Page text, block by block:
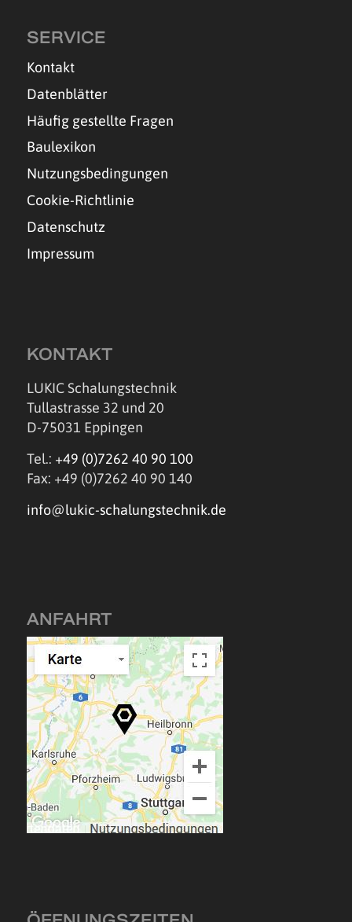
SERVICE
Kontakt
Datenblätter
Häufig gestellte Fragen
Baulexikon
Nutzungsbedingungen
Cookie-Richtlinie
Datenschutz
Impressum
KONTAKT
LUKIC Schalungstechnik
Tullastrasse 32 und 20
D-75031 Eppingen
Tel.: +49 (0)7262 40 90 100
Fax: +49 (0)7262 40 90 140
info@lukic-schalungstechnik.de
ANFAHRT